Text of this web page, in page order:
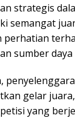
strategis
semangat
perhatian
sumber
gelar
yang